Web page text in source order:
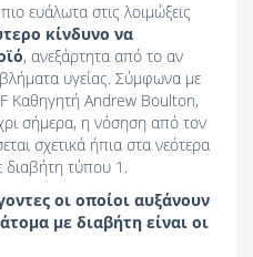
πιο ευάλωτα στις λοιμώξεις
κίνδυνο να
, ανεξάρτητα από το αν
υγείας. Σύμφωνα με
Καθηγητή Andrew Boulton,
σήμερα, η νόσηση από τον
σχετικά ήπια στα νεότερα
διαβήτη τύπου 1.
οι οποίοι αυξάνουν
με διαβήτη είναι οι